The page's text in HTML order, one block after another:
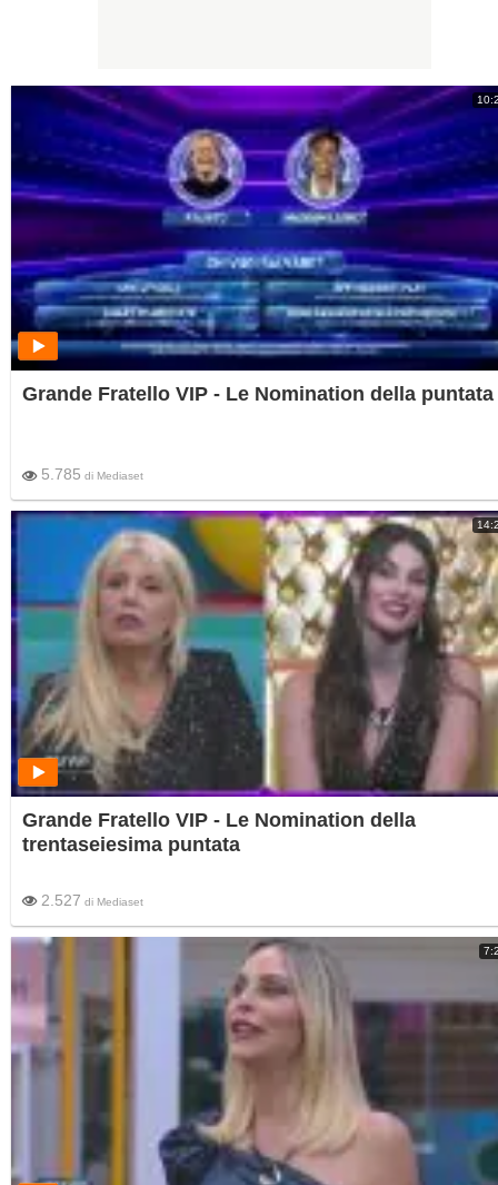
Grande Fratello VIP - Le Nomination della puntata
5.785 di Mediaset
Grande Fratello VIP - Le Nomination della
trentaseiesima puntata
2.527 di Mediaset